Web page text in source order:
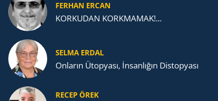
FERHAN ERCAN
KORKUDAN KORKMAMAK!...
SELMA ERDAL
Onların Ütopyası, İnsanlığın Distopyası
RECEP ÖREK